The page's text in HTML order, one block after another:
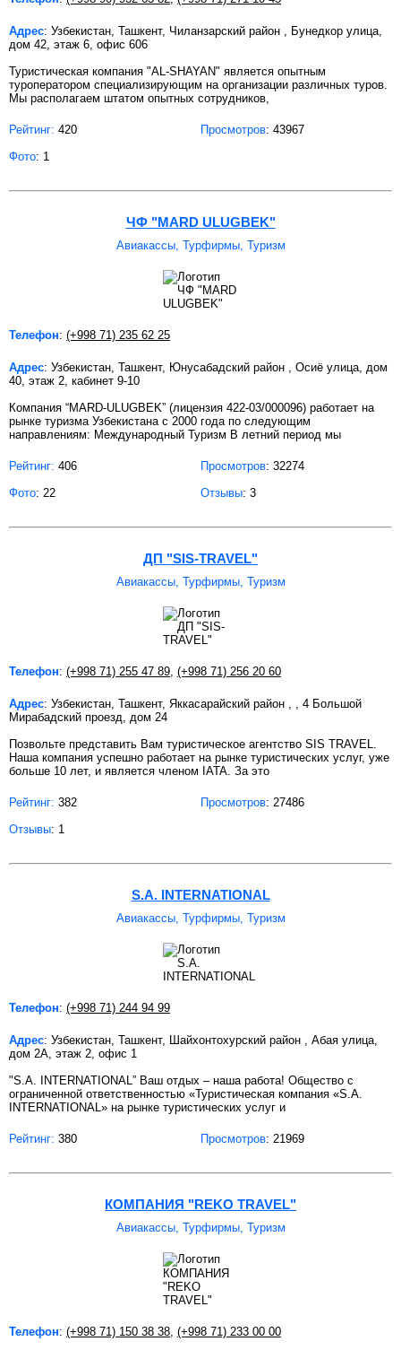
Адрес: Узбекистан, Ташкент, Чиланзарский район , Бунедкор улица,
дом 42, этаж 6, офис 606
Туристическая компания "AL-SHAYAN" является опытным
туроператором специализирующим на организации различных туров.
Мы располагаем штатом опытных сотрудников,
Рейтинг: 420 Просмотров: 43967
Фото: 1
ЧФ "MARD ULUGBEK"
Авиакассы, Турфирмы, Туризм
Телефон: (+998 71) 235 62 25
Адрес: Узбекистан, Ташкент, Юнусабадский район , Осиё улица, дом
40, этаж 2, кабинет 9-10
Компания “MARD-ULUGBEK” (лицензия 422-03/000096) работает на
рынке туризма Узбекистана с 2000 года по следующим
направлениям: Международный Туризм В летний период мы
Рейтинг: 406 Просмотров: 32274
Фото: 22 Отзывы: 3
ДП "SIS-TRAVEL"
Авиакассы, Турфирмы, Туризм
Телефон: (+998 71) 255 47 89, (+998 71) 256 20 60
Адрес: Узбекистан, Ташкент, Яккасарайский район , , 4 Большой
Мирабадский проезд, дом 24
Позвольте представить Вам туристическое агентство SIS TRAVEL.
Наша компания успешно работает на рынке туристических услуг, уже
больше 10 лет, и является членом IATA. За это
Рейтинг: 382 Просмотров: 27486
Отзывы: 1
S.A. INTERNATIONAL
Авиакассы, Турфирмы, Туризм
Телефон: (+998 71) 244 94 99
Адрес: Узбекистан, Ташкент, Шайхонтохурский район , Абая улица,
дом 2А, этаж 2, офис 1
"S.A. INTERNATIONAL” Ваш отдых – наша работа! Общество с
ограниченной ответственностью «Туристическая компания «S.A.
INTERNATIONAL» на рынке туристических услуг и
Рейтинг: 380 Просмотров: 21969
КОМПАНИЯ "REKO TRAVEL"
Авиакассы, Турфирмы, Туризм
Телефон: (+998 71) 150 38 38, (+998 71) 233 00 00